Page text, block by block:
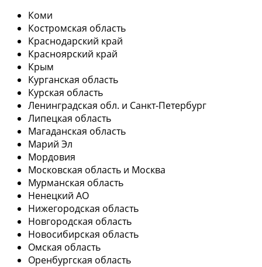
Коми
Костромская область
Краснодарский край
Красноярский край
Крым
Курганская область
Курская область
Ленинградская обл. и Санкт-Петербург
Липецкая область
Магаданская область
Марий Эл
Мордовия
Московская область и Москва
Мурманская область
Ненецкий АО
Нижегородская область
Новгородская область
Новосибирская область
Омская область
Оренбургская область